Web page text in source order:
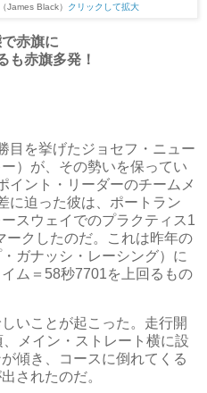
Black） クリックして拡大
赤旗に
も赤旗多発！
を挙げたジョセフ・ニュー
）が、その勢いを保ってい
イント・リーダーのチームメ
に迫った彼は、ポートラン
スウェイでのプラクティス1
ークしたのだ。これは昨年の
ガナッシ・レーシング）に
ム＝58秒7701を上回るもの
いことが起こった。走行開
メイン・ストレート横に設
傾き、コースに倒れてくる
されたのだ。